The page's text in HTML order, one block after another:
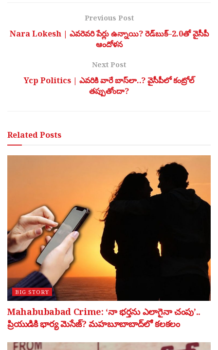
Previous Post
Nara Lokesh | ఎవరెవరి పేర్లు ఉన్నాయి? రెడ్‌బుక్‌–2.0తో వైసీపీ
ఆందోళన
Next Post
Ycp Politics | ఎవరికి వారే బాస్‌లా..? వైసీపీలో కంట్రోల్
తప్పుతోందా?
RelatedPosts
BIG STORY
Mahabubabad Crime: ‘నా భర్తను ఎలాగైనా చంపు’..
ప్రియుడికి భార్య మెసేజ్? మహబూబాబాద్‌లో కలకలం